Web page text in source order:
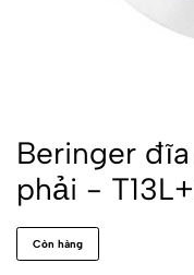
Beringer
phải -
Còn hàng